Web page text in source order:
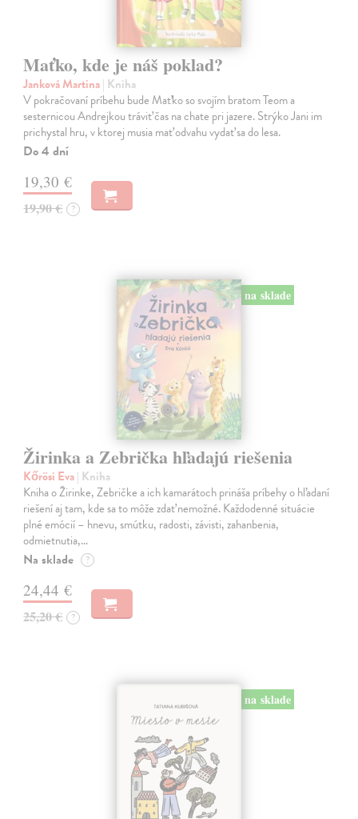
Maťko, kde je náš poklad?
Janková Martina| Kniha
V pokračovaní príbehu bude Maťko so svojím bratom Teom a
sesternicou Andrejkou tráviť čas na chate pri jazere. Strýko Jani im
prichystal hru, v ktorej musia mať odvahu vydať sa do lesa.
Do 4 dní
19,30 €
19,90 € ?
na sklade
Žirinka a Zebrička hľadajú riešenia
Kőrösi Eva| Kniha
Kniha o Žirinke, Zebričke a ich kamarátoch prináša príbehy o hľadaní
riešení aj tam, kde sa to môže zdať nemožné. Každodenné situácie
plné emócií – hnevu, smútku, radosti, závisti, zahanbenia,
odmietnutia,…
Na sklade ?
24,44 €
25,20 € ?
na sklade